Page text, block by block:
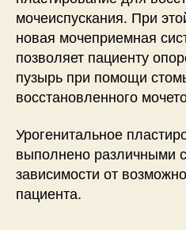
мочеиспускания. При
новая мочеприемная
позволяет пациенту
пузырь при помощи
восстановленного
Урогенитальное
выполнено различными
зависимости от
пациента.